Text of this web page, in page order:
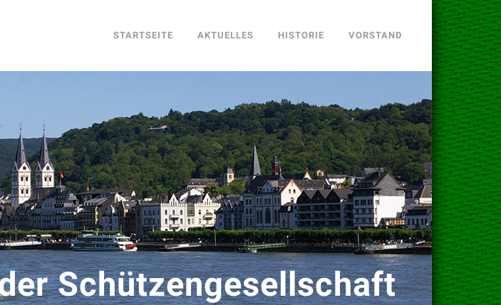
STARTSEITE AKTUELLES HISTORIE VORSTAND
Schützengesellschaft